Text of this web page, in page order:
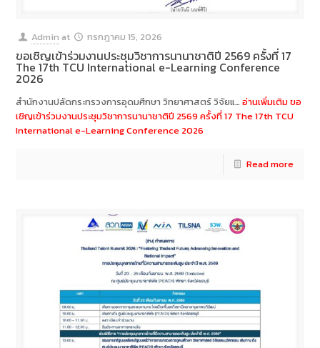
Admin at กรกฎาคม 15, 2026
ขอเชิญเข้าร่วมงานประชุมวิชาการนานาชาติปี 2569 ครั้งที่ 17
The 17th TCU International e-Learning Conference
2026
สำนักงานปลัดกระทรวงการอุดมศึกษา วิทยาศาสตร์ วิจัยแ…อ่านเพิ่มเติมขอ
เชิญเข้าร่วมงานประชุมวิชาการนานาชาติปี 2569 ครั้งที่ 17 The 17th TCU
International e-Learning Conference 2026
Read more